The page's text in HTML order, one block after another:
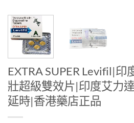
EXTRA SUPER Levifil|
壯超級雙效片|印度艾力
延時|香港藥店正品